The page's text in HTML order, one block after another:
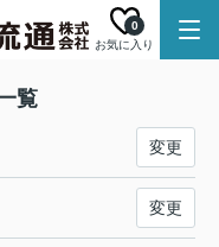
お気に入り
0
覧
変更
変更